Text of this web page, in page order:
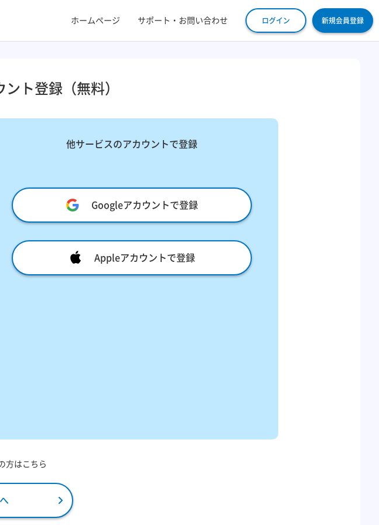
ホームページ サポート・お問い合わせ ログイン 新規会員登録
ト登録​（無料）​
他サービスのアカウントで登録
Googleアカウントで登録
Appleアカウントで登録
方はこちら